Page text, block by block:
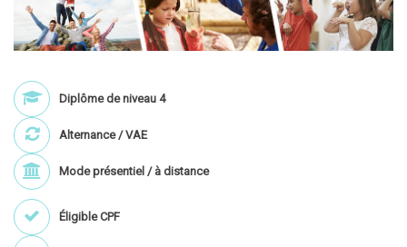
Diplôme de niveau 4
Alternance / VAE
Mode présentiel / à distance
Éligible CPF